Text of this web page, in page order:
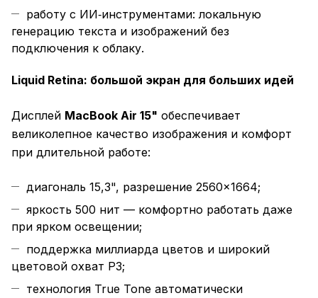
работу с ИИ‑инструментами: локальную
генерацию текста и изображений без
подключения к облаку.
Liquid Retina: большой экран для больших идей
Дисплей MacBook Air 15" обеспечивает
великолепное качество изображения и комфорт
при длительной работе:
диагональ 15,3", разрешение 2560×1664;
яркость 500 нит — комфортно работать даже
при ярком освещении;
поддержка миллиарда цветов и широкий
цветовой охват P3;
технология True Tone автоматически